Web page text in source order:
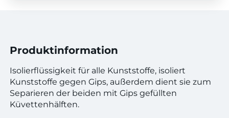
Produktinformation
Isolierflüssigkeit für alle Kunststoffe, isoliert
Kunststoffe gegen Gips, außerdem dient sie zum
Separieren der beiden mit Gips gefüllten
Küvettenhälften.